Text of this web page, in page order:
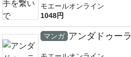
モエールオンライン
1048円
マンガ アンダドゥーラ